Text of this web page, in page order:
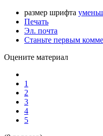
размер шрифта
Печать
Эл. почта
Станьте первым
Оцените материал
1
2
3
4
5